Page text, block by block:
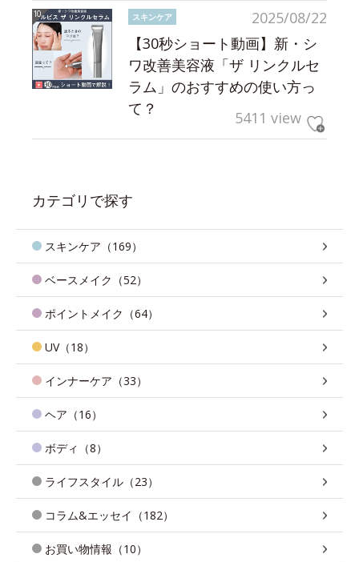
2025/08/22
スキンケア
【30秒ショート動画】新・シ
ワ改善美容液「ザ リンクルセ
ラム」のおすすめの使い方っ
て？
5411 view
カテゴリで探す
スキンケア（169）
ベースメイク（52）
ポイントメイク（64）
UV（18）
インナーケア（33）
ヘア（16）
ボディ（8）
ライフスタイル（23）
コラム&エッセイ（182）
お買い物情報（10）